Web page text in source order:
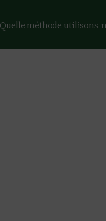
Quelle méthode utilisons-